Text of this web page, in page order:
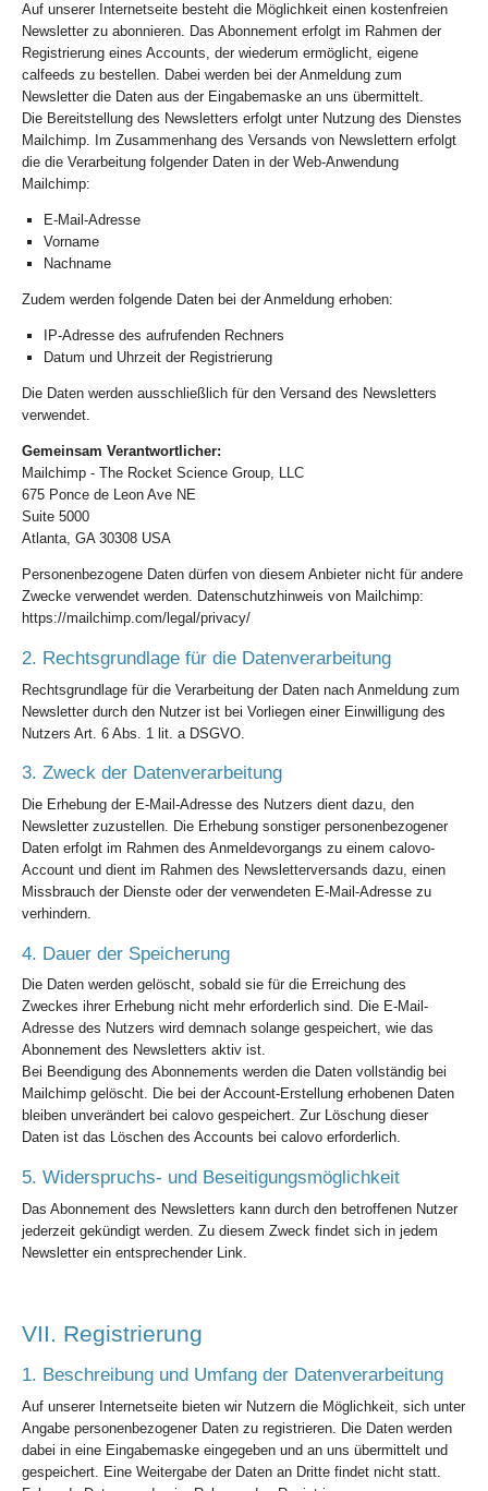
Auf unserer Internetseite besteht die Möglichkeit einen kostenfreien
Newsletter zu abonnieren. Das Abonnement erfolgt im Rahmen der
Registrierung eines Accounts, der wiederum ermöglicht, eigene
calfeeds zu bestellen. Dabei werden bei der Anmeldung zum
Newsletter die Daten aus der Eingabemaske an uns übermittelt.
Die Bereitstellung des Newsletters erfolgt unter Nutzung des Dienstes
Mailchimp. Im Zusammenhang des Versands von Newslettern erfolgt
die die Verarbeitung folgender Daten in der Web-Anwendung
Mailchimp:
E-Mail-Adresse
Vorname
Nachname
Zudem werden folgende Daten bei der Anmeldung erhoben:
IP-Adresse des aufrufenden Rechners
Datum und Uhrzeit der Registrierung
Die Daten werden ausschließlich für den Versand des Newsletters
verwendet.
Gemeinsam Verantwortlicher:
Mailchimp - The Rocket Science Group, LLC
675 Ponce de Leon Ave NE
Suite 5000
Atlanta, GA 30308 USA
Personenbezogene Daten dürfen von diesem Anbieter nicht für andere
Zwecke verwendet werden. Datenschutzhinweis von Mailchimp:
https://mailchimp.com/legal/privacy/
2. Rechtsgrundlage für die Datenverarbeitung
Rechtsgrundlage für die Verarbeitung der Daten nach Anmeldung zum
Newsletter durch den Nutzer ist bei Vorliegen einer Einwilligung des
Nutzers Art. 6 Abs. 1 lit. a DSGVO.
3. Zweck der Datenverarbeitung
Die Erhebung der E-Mail-Adresse des Nutzers dient dazu, den
Newsletter zuzustellen. Die Erhebung sonstiger personenbezogener
Daten erfolgt im Rahmen des Anmeldevorgangs zu einem calovo-
Account und dient im Rahmen des Newsletterversands dazu, einen
Missbrauch der Dienste oder der verwendeten E-Mail-Adresse zu
verhindern.
4. Dauer der Speicherung
Die Daten werden gelöscht, sobald sie für die Erreichung des
Zweckes ihrer Erhebung nicht mehr erforderlich sind. Die E-Mail-
Adresse des Nutzers wird demnach solange gespeichert, wie das
Abonnement des Newsletters aktiv ist.
Bei Beendigung des Abonnements werden die Daten vollständig bei
Mailchimp gelöscht. Die bei der Account-Erstellung erhobenen Daten
bleiben unverändert bei calovo gespeichert. Zur Löschung dieser
Daten ist das Löschen des Accounts bei calovo erforderlich.
5. Widerspruchs- und Beseitigungsmöglichkeit
Das Abonnement des Newsletters kann durch den betroffenen Nutzer
jederzeit gekündigt werden. Zu diesem Zweck findet sich in jedem
Newsletter ein entsprechender Link.
VII. Registrierung
1. Beschreibung und Umfang der Datenverarbeitung
Auf unserer Internetseite bieten wir Nutzern die Möglichkeit, sich unter
Angabe personenbezogener Daten zu registrieren. Die Daten werden
dabei in eine Eingabemaske eingegeben und an uns übermittelt und
gespeichert. Eine Weitergabe der Daten an Dritte findet nicht statt.